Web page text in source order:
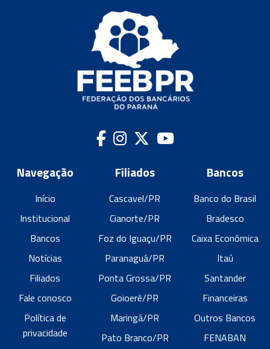
Navegação
Início
Institucional
Bancos
Notícias
Filiados
Fale conosco
Política de
privacidade
Filiados
Cascavel/PR
Cianorte/PR
Foz do Iguaçu/PR
Paranaguá/PR
Ponta Grossa/PR
Goioerê/PR
Maringá/PR
Pato Branco/PR
Bancos
Banco do Brasil
Bradesco
Caixa Econômica
Itaú
Santander
Financeiras
Outros Bancos
FENABAN